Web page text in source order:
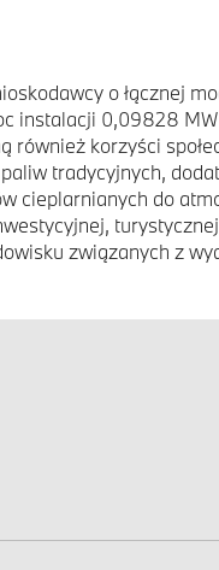
o łącznej
instalacji 0,09828
korzyści
tradycyjnych,
cieplarnianych do
związanych z